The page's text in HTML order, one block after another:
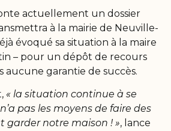
actuellement un dossier
à la mairie de Neuville-
évoqué sa situation à la maire
– pour un dépôt de recours
aucune garantie de succès.
« la situation continue à se
pas les moyens de faire des
garder notre maison ! », lance